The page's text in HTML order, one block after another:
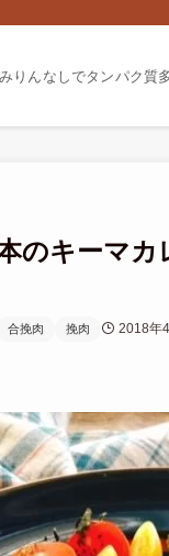
りんなしでタンパク質
のキーマ
合挽肉 挽肉 2018年